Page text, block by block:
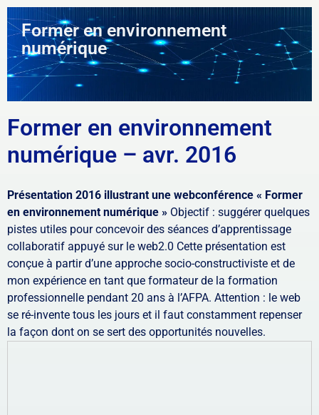
Former en environnement
numérique
Former en environnement
numérique – avr. 2016
Présentation 2016 illustrant une webconférence « Former
en environnement numérique » Objectif : suggérer quelques
pistes utiles pour concevoir des séances d’apprentissage
collaboratif appuyé sur le web2.0 Cette présentation est
conçue à partir d’une approche socio-constructiviste et de
mon expérience en tant que formateur de la formation
professionnelle pendant 20 ans à l’AFPA. Attention : le web
se ré-invente tous les jours et il faut constamment repenser
la façon dont on se sert des opportunités nouvelles.